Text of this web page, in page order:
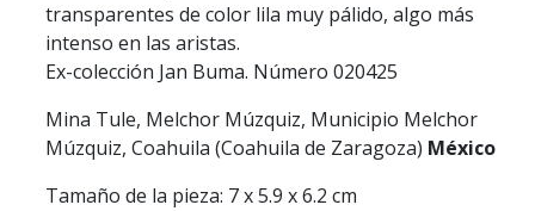
transparentes de color lila muy pálido, algo más
intenso en las aristas.
Ex-colección Jan Buma. Número 020425
Mina Tule, Melchor Múzquiz, Municipio Melchor
Múzquiz, Coahuila (Coahuila de Zaragoza) México
Tamaño de la pieza: 7 x 5.9 x 6.2 cm